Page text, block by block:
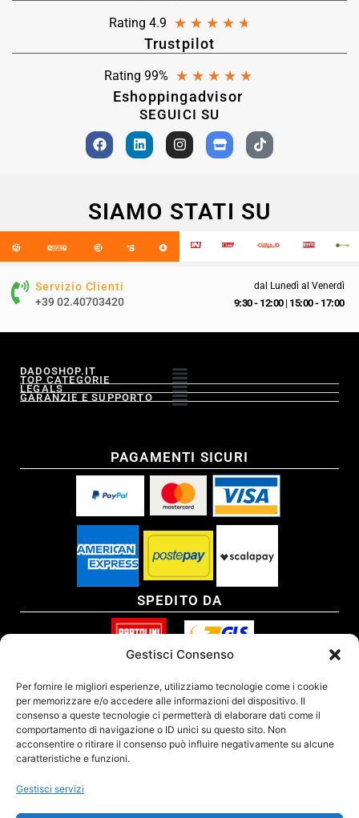
Gestisci Consenso
Per fornire le migliori esperienze, utilizziamo tecnologie come i cookie
per memorizzare e/o accedere alle informazioni del dispositivo. Il
consenso a queste tecnologie ci permetterà di elaborare dati come il
comportamento di navigazione o ID unici su questo sito. Non
acconsentire o ritirare il consenso può influire negativamente su alcune
caratteristiche e funzioni.
Gestisci servizi
Rating 4.9 ★ ★ ★ ★ ★
Trustpilot
Rating 99% ★ ★ ★ ★ ★
Eshoppingadvisor
SEGUICI SU
SIAMO STATI SU
Servizio Clienti
+39 02.40703420
dal Lunedì al Venerdì
9:30 - 12:00| 15:00 - 17:00
DADOSHOP.IT
TOP CATEGORIE
LEGALS
GARANZIE E SUPPORTO
PAGAMENTI SICURI
SPEDITO DA